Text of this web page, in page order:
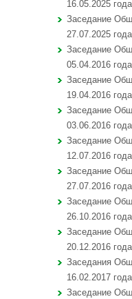
16.05.2025 года
Заседание
27.07.2025 года
Заседание
05.04.2016 года
Заседание
19.04.2016 года
Заседание
03.06.2016 года
Заседание
12.07.2016 года
Заседание
27.07.2016 года
Заседание
26.10.2016 года
Заседание
20.12.2016 года
Заседания
16.02.2017 года
Заседание